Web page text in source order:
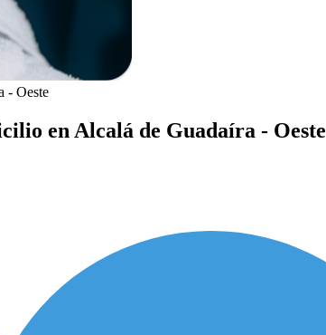
- Oeste
en Alcalá de Guadaíra - Oeste